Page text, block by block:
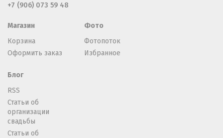
+7 (906) 073 59 48
Магазин
Корзина
Оформить заказ
Фото
Фотопоток
Избранное
Блог
RSS
Статьи об
организации
свадьбы
Статьи об